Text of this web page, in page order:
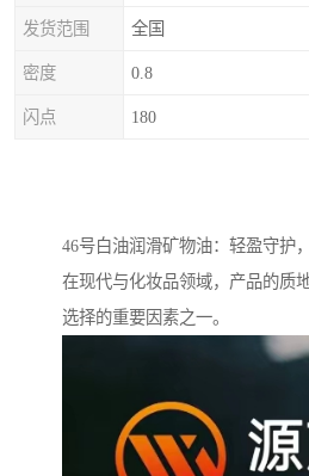
发货范围 全国
密度 0.8
闪点 180
46号白油润滑矿物油：轻盈守护
在现代与化妆品领域，产品的质
选择的重要因素之一。